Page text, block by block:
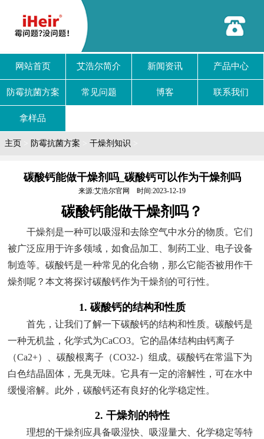
网站首页 艾浩尔简介 新闻资讯 产品中心
防霉抗菌方案 常见问题 博客 联系我们
拿样品
主页 防霉抗菌方案 干燥剂知识
碳酸钙能做干燥剂吗_碳酸钙可以作为干燥剂吗
来源:艾浩尔官网 时间:2023-12-19
碳酸钙能做干燥剂吗？
干燥剂是一种可以吸湿和去除空气中水分的物质。它们
被广泛应用于许多领域，如食品加工、制药工业、电子设备
制造等。碳酸钙是一种常见的化合物，那么它能否被用作干
燥剂呢？本文将探讨碳酸钙作为干燥剂的可行性。
1. 碳酸钙的结构和性质
首先，让我们了解一下碳酸钙的结构和性质。碳酸钙是
一种无机盐，化学式为CaCO3。它的晶体结构由钙离子
（Ca2+）、碳酸根离子（CO32-）组成。碳酸钙在常温下为
白色结晶固体，无臭无味。它具有一定的溶解性，可在水中
缓慢溶解。此外，碳酸钙还有良好的化学稳定性。
2. 干燥剂的特性
理想的干燥剂应具备吸湿快、吸湿量大、化学稳定等特